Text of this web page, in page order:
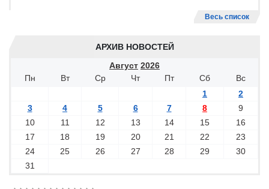
Весь список
АРХИВ НОВОСТЕЙ
Август 2026
Пн
Вт Ср Чт Пт Сб
Вс
1
2
3
4 5 6 7 8
9
10
11 12 13 14 15
16
17
18 19 20 21 22
23
24
25 26 27 28 29
30
31